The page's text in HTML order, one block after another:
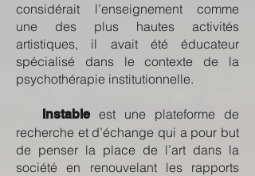
considérait l’enseignement comme
une des plus hautes activités
artistiques, il avait été éducateur
spécialisé dans le contexte de la
psychothérapie institutionnelle.
Instable est une plateforme de
recherche et d’échange qui a pour but
de penser la place de l’art dans la
société en renouvelant les rapports